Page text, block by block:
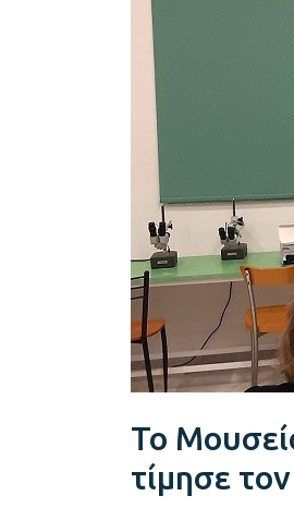
Το
τίμησε
του
Πανεπιστημίου
Κρήτης
τίμησε
τον
Γιάννη
Μουζά